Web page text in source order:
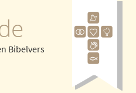
Bibelvers